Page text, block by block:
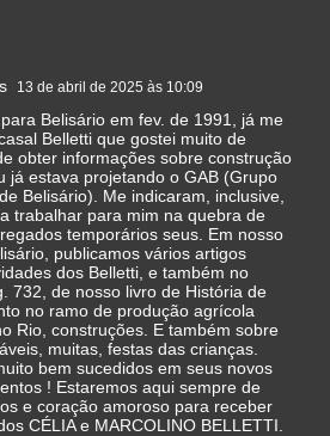
13 de abril de 2025 às 10:09
Belisário em fev. de 1991, já me
Belletti que gostei muito de
obter informações sobre construção
já estava projetando o GAB (Grupo
Belisário). Me indicaram, inclusive,
trabalhar para mim na quebra de
temporários seus. Em nosso
publicamos vários artigos
dos Belletti, e também no
732, de nosso livro de História de
no ramo de produção agrícola
Rio, construções. E também sobre
muitas, festas das crianças.
bem sucedidos em seus novos
! Estaremos aqui sempre de
e coração amoroso para receber
CÉLIA e MARCOLINO BELLETTI.